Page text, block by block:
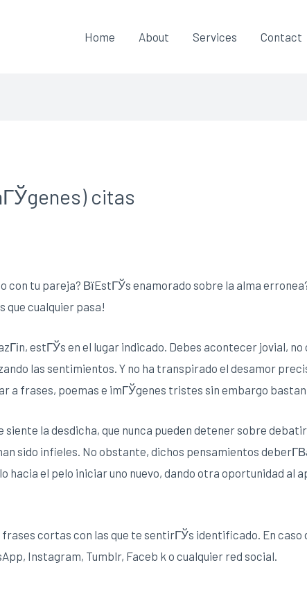
Home About Services Contact
citas
tu pareja? ВїEstГЎs enamorado sobre la alma
que cualquier pasa!
estГЎs en el lugar indicado. Debes acontecer jovial,
las sentimientos. Y no ha transpirado el desamor
a frases, poemas e imГЎgenes tristes sin embargo
la desdicha, que nunca pueden detener sobre
sido infieles. No obstante, dichos pensamientos
el pelo iniciar uno nuevo, dando otra oportunidad al
cortas con las que te sentirГЎs identificado. En caso
Instagram, Tumblr, Faceb k o cualquier red social.